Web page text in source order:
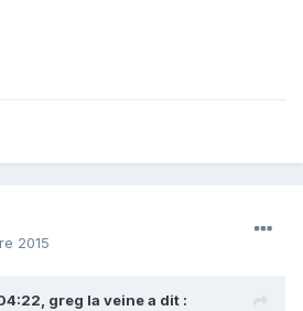
2015
greg la veine a dit :